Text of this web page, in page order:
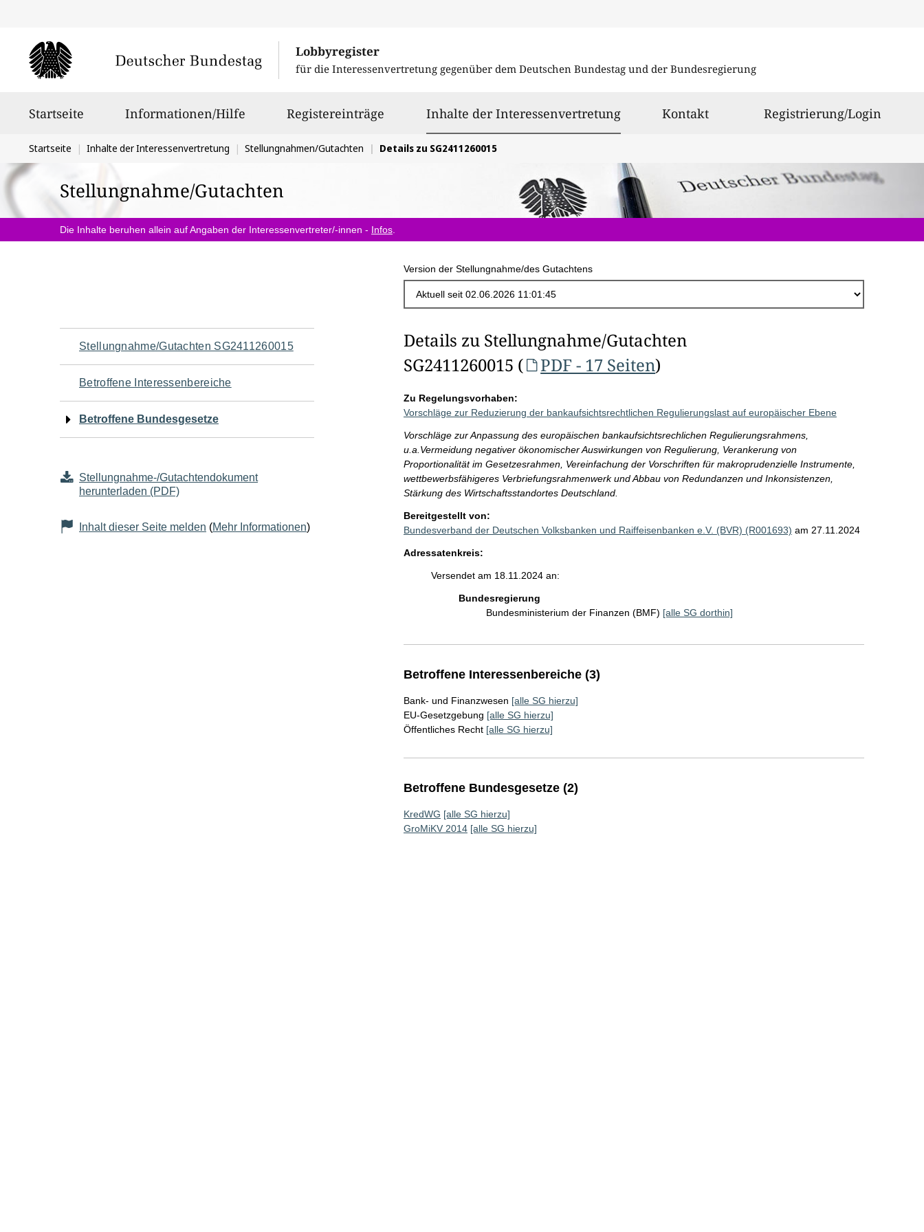
Lobbyregister
für die Interessenvertretung gegenüber dem Deutschen Bundestag und der Bundesregierung
Startseite Informationen/Hilfe Registereinträge Inhalte der Interessenvertretungausgewählt
Kontakt Registrierung/Login
Sie
befinden
sich
hier:
Startseite Inhalte der Interessenvertretung Stellungnahmen/Gutachten Details zu SG2411260015
Stellungnahme/Gutachten
Die Inhalte beruhen allein auf Angaben der Interessenvertreter/-innen - Infos
Version der Stellungnahme/des Gutachtens
Navigation
für
den
Seiteninhalt
Stellungnahme/Gutachten SG2411260015
Betroffene Interessenbereiche
Betroffene Bundesgesetze
Stellungnahme-/Gutachtendokument
herunterladen (PDF)
Inhalt dieser Seite melden (Mehr Informationen)
Details zu Stellungnahme/Gutachten
SG2411260015 (
PDF - 17 Seiten)
Zu Regelungsvorhaben:
Vorschläge zur Reduzierung der bankaufsichtsrechtlichen Regulierungslast auf europäischer Ebene
Vorschläge zur Anpassung des europäischen bankaufsichtsrechlichen Regulierungsrahmens,
u.a.Vermeidung negativer ökonomischer Auswirkungen von Regulierung, Verankerung von
Proportionalität im Gesetzesrahmen, Vereinfachung der Vorschriften für makroprudenzielle Instrumente,
wettbewerbsfähigeres Verbriefungsrahmenwerk und Abbau von Redundanzen und Inkonsistenzen,
Stärkung des Wirtschaftsstandortes Deutschland.
Bereitgestellt von:
Bundesverband der Deutschen Volksbanken und Raiffeisenbanken e.V. (BVR) (R001693) am 27.11.2024
Adressatenkreis:
Versendet am 18.11.2024 an:
Bundesregierung
Bundesministerium der Finanzen (BMF) [alle SG dorthin]
Betroffene Interessenbereiche (3)
Bank- und Finanzwesen [alle SG hierzu]
EU-Gesetzgebung [alle SG hierzu]
Öffentliches Recht [alle SG hierzu]
Betroffene Bundesgesetze (2)
KredWG [alle SG hierzu]
GroMiKV 2014 [alle SG hierzu]